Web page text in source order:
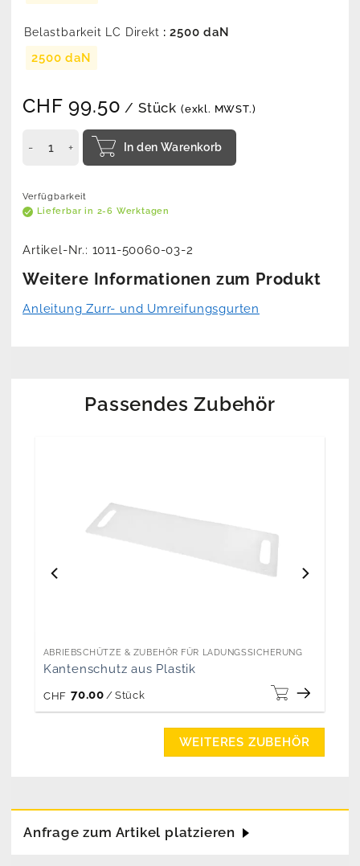
Belastbarkeit LC Direkt : 2500 daN
2500 daN
CHF 99.50 / Stück (exkl. MWST.)
In den Warenkorb
Verfügbarkeit
Lieferbar in 2-6 Werktagen
Artikel-Nr.: 1011-50060-03-2
Weitere Informationen zum Produkt
Anleitung Zurr- und Umreifungsgurten
Passendes Zubehör
ABRIEBSCHÜTZE & ZUBEHÖR FÜR LADUNGSSICHERUNG
Kantenschutz aus Plastik
CHF 70.00 / Stück
WEITERES ZUBEHÖR
Anfrage zum Artikel platzieren